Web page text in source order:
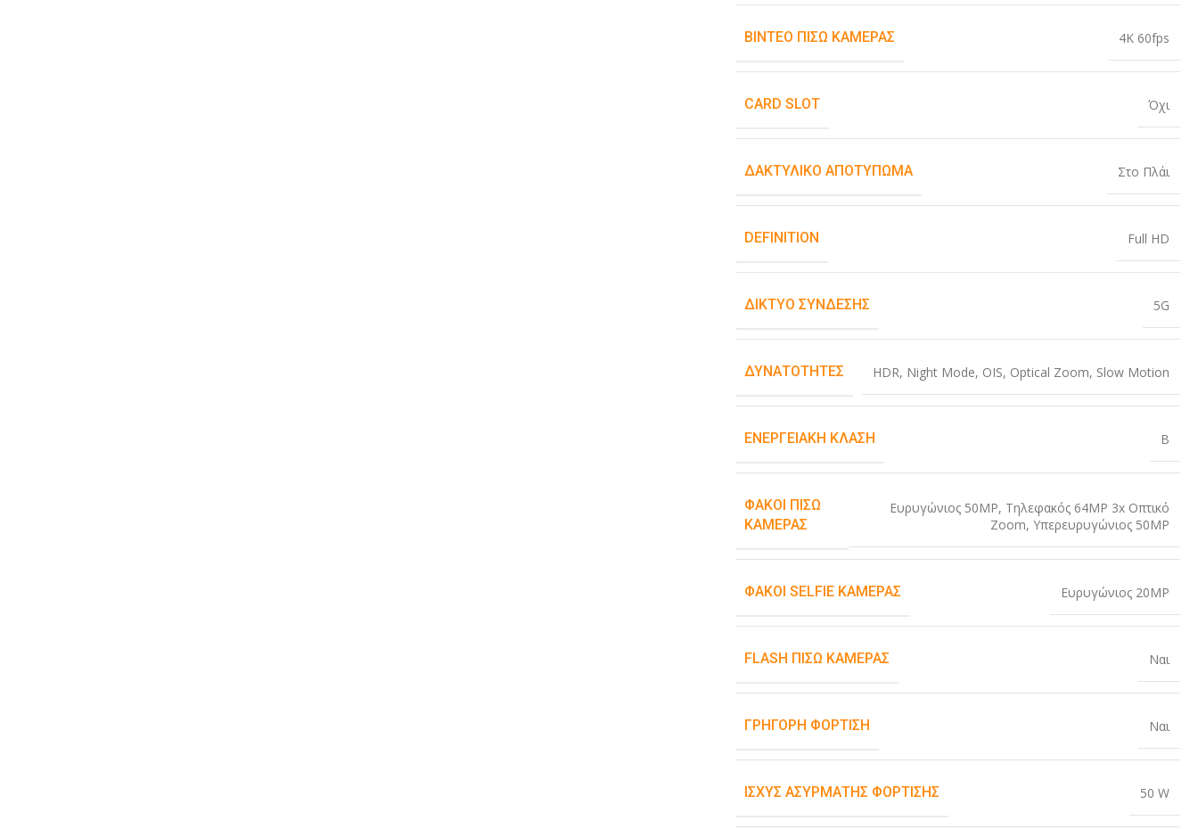
ΒΊΝΤΕΟ ΠΊΣΩ ΚΆΜΕΡΑΣ 4K 60fps
CARD SLOT Όχι
ΔΑΚΤΥΛΙΚΌ ΑΠΟΤΎΠΩΜΑ Στο Πλάι
DEFINITION Full HD
ΔΊΚΤΥΟ ΣΎΝΔΕΣΗΣ 5G
ΔΥΝΑΤΌΤΗΤΕΣ HDR, Night Mode, OIS, Optical Zoom, Slow Motion
ΕΝΕΡΓΕΙΑΚΉ ΚΛΆΣΗ B
ΦΑΚΟΊ ΠΊΣΩ
ΚΆΜΕΡΑΣ
Ευρυγώνιος 50MP, Τηλεφακός 64MP 3x Οπτικό
Zoom, Υπερευρυγώνιος 50MP
ΦΑΚΟΊ SELFIE ΚΆΜΕΡΑΣ Ευρυγώνιος 20MP
FLASH ΠΊΣΩ ΚΆΜΕΡΑΣ Ναι
ΓΡΉΓΟΡΗ ΦΌΡΤΙΣΗ Ναι
ΙΣΧΎΣ ΑΣΎΡΜΑΤΗΣ ΦΌΡΤΙΣΗΣ 50 W